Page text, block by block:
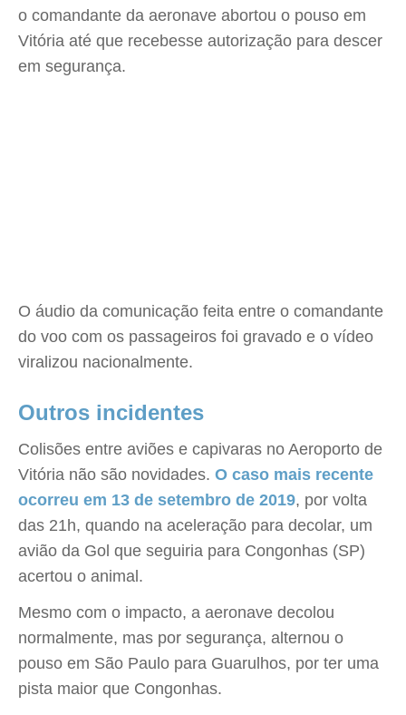
o comandante da aeronave abortou o pouso em
Vitória até que recebesse autorização para descer
em segurança.
O áudio da comunicação feita entre o comandante
do voo com os passageiros foi gravado e o vídeo
viralizou nacionalmente.
Outros incidentes
Colisões entre aviões e capivaras no Aeroporto de
Vitória não são novidades. O caso mais recente
ocorreu em 13 de setembro de 2019, por volta
das 21h, quando na aceleração para decolar, um
avião da Gol que seguiria para Congonhas (SP)
acertou o animal.
Mesmo com o impacto, a aeronave decolou
normalmente, mas por segurança, alternou o
pouso em São Paulo para Guarulhos, por ter uma
pista maior que Congonhas.